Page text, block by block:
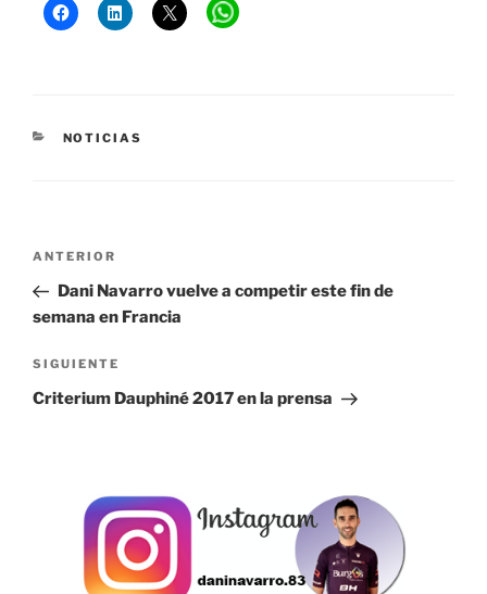
CATEGORÍAS
NOTICIAS
Navegación
entradas
Entrada
anterior:
ANTERIOR
Dani Navarro vuelve a competir este fin de
semana en Francia
Siguiente
entrada
SIGUIENTE
Criterium Dauphiné 2017 en la prensa